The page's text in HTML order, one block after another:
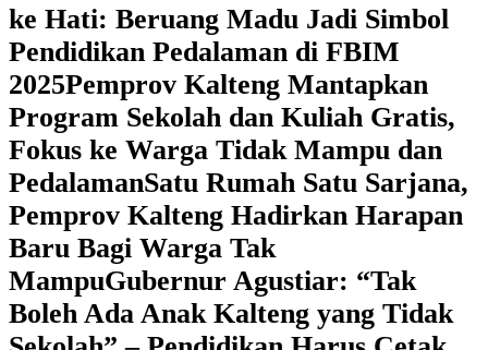
ke Hati: Beruang Madu Jadi Simbol
Pendidikan Pedalaman di FBIM
2025‎Pemprov Kalteng Mantapkan
Program Sekolah dan Kuliah Gratis,
Fokus ke Warga Tidak Mampu dan
Pedalaman‎Satu Rumah Satu Sarjana,
Pemprov Kalteng Hadirkan Harapan
Baru Bagi Warga Tak
Mampu‎Gubernur Agustiar: “Tak
Boleh Ada Anak Kalteng yang Tidak